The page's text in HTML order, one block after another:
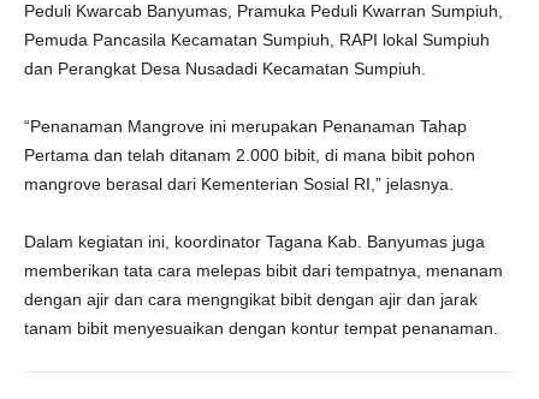
Peduli Kwarcab Banyumas, Pramuka Peduli Kwarran Sumpiuh,
Pemuda Pancasila Kecamatan Sumpiuh, RAPI lokal Sumpiuh
dan Perangkat Desa Nusadadi Kecamatan Sumpiuh.
“Penanaman Mangrove ini merupakan Penanaman Tahap
Pertama dan telah ditanam 2.000 bibit, di mana bibit pohon
mangrove berasal dari Kementerian Sosial RI,” jelasnya.
Dalam kegiatan ini, koordinator Tagana Kab. Banyumas juga
memberikan tata cara melepas bibit dari tempatnya, menanam
dengan ajir dan cara mengngikat bibit dengan ajir dan jarak
tanam bibit menyesuaikan dengan kontur tempat penanaman.